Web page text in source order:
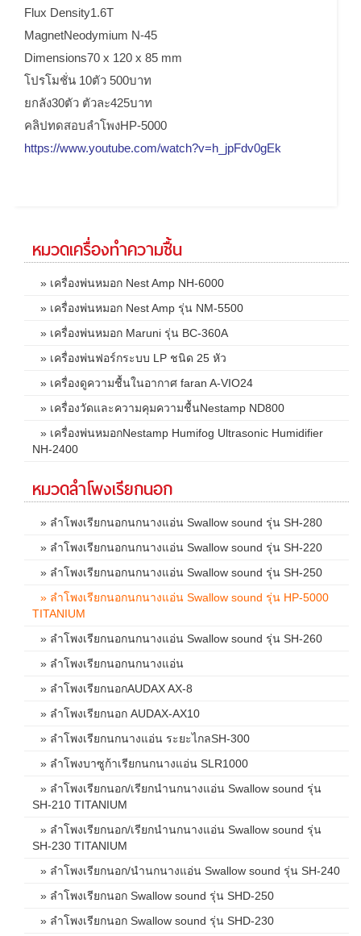
Flux Density1.6T
MagnetNeodymium N-45
Dimensions70 x 120 x 85 mm
โปรโมชั่น 10ตัว 500บาท
ยกลัง30ตัว ตัวละ425บาท
คลิปทดสอบลำโพงHP-5000
https://www.youtube.com/watch?v=h_jpFdv0gEk
หมวดเครื่องทำความชื้น
» เครื่องพ่นหมอก Nest Amp NH-6000
» เครื่องพ่นหมอก Nest Amp รุ่น NM-5500
» เครื่องพ่นหมอก Maruni รุ่น BC-360A
» เครื่องพ่นฟอร์กระบบ LP ชนิด 25 หัว
» เครื่องดูความชื้นในอากาศ faran A-VIO24
» เครื่องวัดและความคุมความชื้นNestamp ND800
» เครื่องพ่นหมอกNestamp Humifog Ultrasonic Humidifier
NH-2400
หมวดลำโพงเรียกนอก
» ลำโพงเรียกนอกนกนางแอ่น Swallow sound รุ่น SH-280
» ลำโพงเรียกนอกนกนางแอ่น Swallow sound รุ่น SH-220
» ลำโพงเรียกนอกนกนางแอ่น Swallow sound รุ่น SH-250
» ลำโพงเรียกนอกนกนางแอ่น Swallow sound รุ่น HP-5000
TITANIUM
» ลำโพงเรียกนอกนกนางแอ่น Swallow sound รุ่น SH-260
» ลำโพงเรียกนอกนกนางแอ่น
» ลำโพงเรียกนอกAUDAX AX-8
» ลำโพงเรียกนอก AUDAX-AX10
» ลำโพงเรียกนกนางแอ่น ระยะไกลSH-300
» ลำโพงบาซูก้าเรียกนกนางแอ่น SLR1000
» ลำโพงเรียกนอก/เรียกนำนกนางแอ่น Swallow sound รุ่น
SH-210 TITANIUM
» ลำโพงเรียกนอก/เรียกนำนกนางแอ่น Swallow sound รุ่น
SH-230 TITANIUM
» ลำโพงเรียกนอก/นำนกนางแอ่น Swallow sound รุ่น SH-240
» ลำโพงเรียกนอก Swallow sound รุ่น SHD-250
» ลำโพงเรียกนอก Swallow sound รุ่น SHD-230